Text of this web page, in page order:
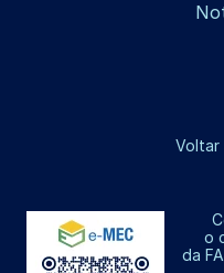
o
da